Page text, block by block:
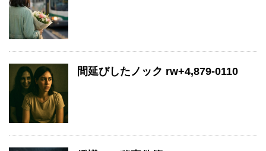
間延びしたノック rw+4,879-0110